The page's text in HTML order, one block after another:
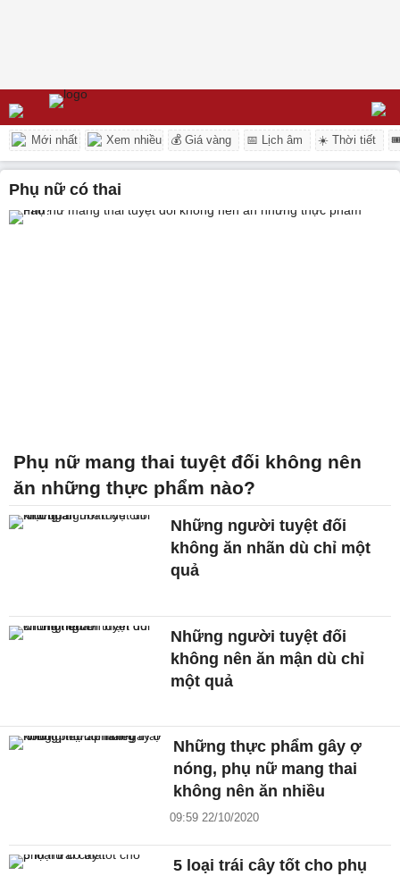
Mới nhất Xem nhiều 💰 Giá vàng 📅 Lịch âm ☀️ Thời tiết
phụ nữ có thai
Phụ nữ mang thai tuyệt đối không nên
ăn những thực phẩm nào?
Những người tuyệt đối
không ăn nhãn dù chỉ một
quả
Những người tuyệt đối
không nên ăn mận dù chỉ
một quả
Những thực phẩm gây ợ
nóng, phụ nữ mang thai
không nên ăn nhiều
09:59 22/10/2020
5 loại trái cây tốt cho phụ